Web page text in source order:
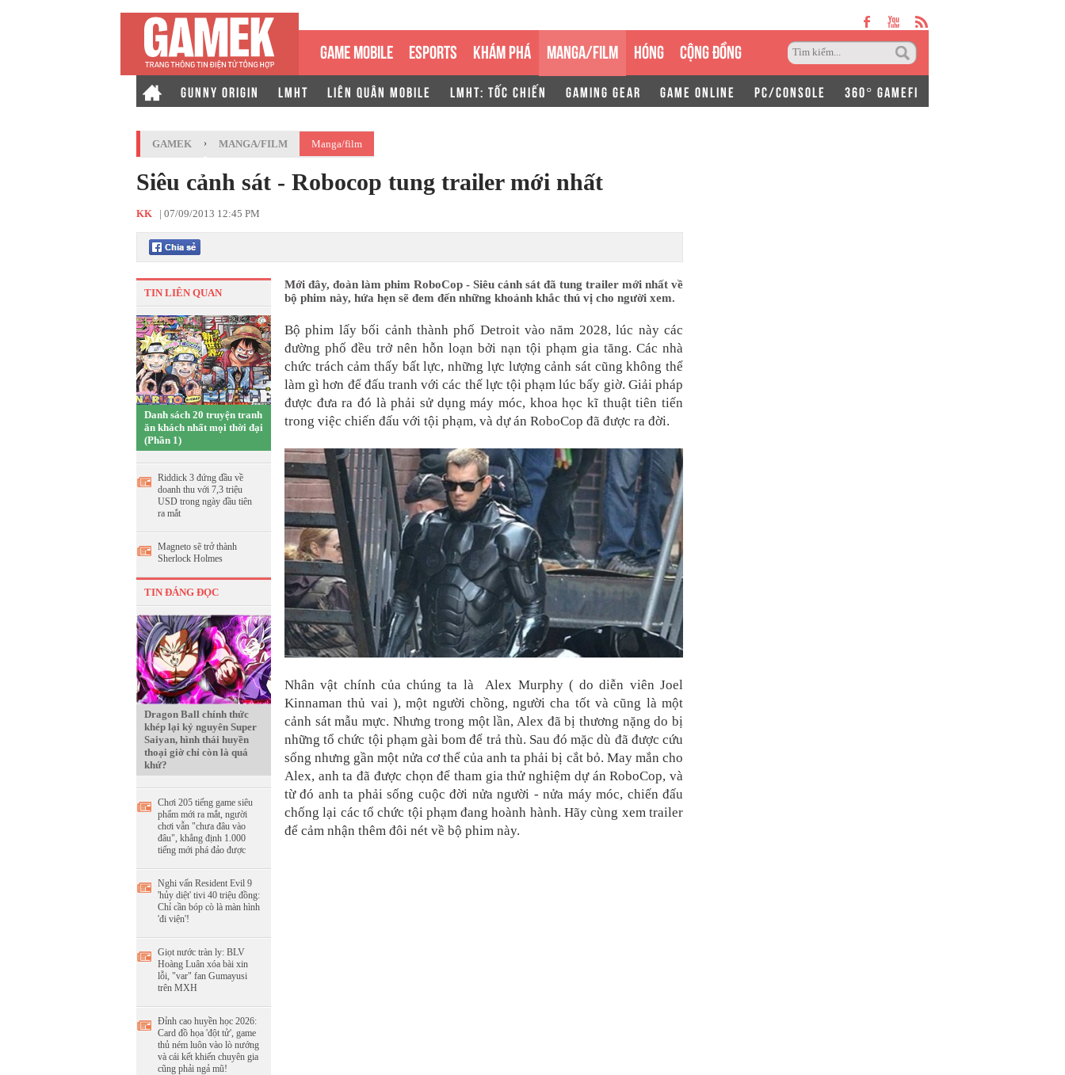
GAME MOBILE ESPORTS KHÁM PHÁ MANGA/FILM HÓNG CỘNG ĐỒNG
GUNNY ORIGIN LMHT LIÊN QUÂN MOBILE LMHT: TỐC CHIẾN GAMING GEAR GAME ONLINE PC/CONSOLE 360° GAMEFI
GAMEK › MANGA/FILM Manga/film
Siêu cảnh sát - Robocop tung trailer mới nhất
KK | 07/09/2013 12:45 PM
TIN LIÊN QUAN
Danh sách 20 truyện tranh
ăn khách nhất mọi thời đại
(Phần 1)
Riddick 3 đứng đầu về
doanh thu với 7,3 triệu
USD trong ngày đầu tiên
ra mắt
Magneto sẽ trở thành
Sherlock Holmes
TIN ĐÁNG ĐỌC
Dragon Ball chính thức
khép lại kỷ nguyên Super
Saiyan, hình thái huyền
thoại giờ chỉ còn là quá
khứ?
Chơi 205 tiếng game siêu
phẩm mới ra mắt, người
chơi vẫn "chưa đâu vào
đâu", khẳng định 1.000
tiếng mới phá đảo được
Nghi vấn Resident Evil 9
'hủy diệt' tivi 40 triệu đồng:
Chỉ cần bóp cò là màn hình
'đi viện'!
Giọt nước tràn ly: BLV
Hoàng Luân xóa bài xin
lỗi, "var" fan Gumayusi
trên MXH
Đỉnh cao huyền học 2026:
Card đồ họa 'đột tử', game
thủ ném luôn vào lò nướng
và cái kết khiến chuyên gia
cũng phải ngả mũ!
Mới đây, đoàn làm phim RoboCop - Siêu cảnh sát đã tung trailer mới nhất về
bộ phim này, hứa hẹn sẽ đem đến những khoảnh khắc thú vị cho người xem.
Bộ phim lấy bối cảnh thành phố Detroit vào năm 2028, lúc này các
đường phố đều trở nên hỗn loạn bởi nạn tội phạm gia tăng. Các nhà
chức trách cảm thấy bất lực, những lực lượng cảnh sát cũng không thể
làm gì hơn để đấu tranh với các thế lực tội phạm lúc bấy giờ. Giải pháp
được đưa ra đó là phải sử dụng máy móc, khoa học kĩ thuật tiên tiến
trong việc chiến đấu với tội phạm, và dự án RoboCop đã được ra đời.
Nhân vật chính của chúng ta là Alex Murphy ( do diễn viên Joel
Kinnaman thủ vai ), một người chồng, người cha tốt và cũng là một
cảnh sát mẫu mực. Nhưng trong một lần, Alex đã bị thương nặng do bị
những tổ chức tội phạm gài bom để trả thù. Sau đó mặc dù đã được cứu
sống nhưng gần một nửa cơ thể của anh ta phải bị cắt bỏ. May mắn cho
Alex, anh ta đã được chọn để tham gia thử nghiệm dự án RoboCop, và
từ đó anh ta phải sống cuộc đời nửa người - nửa máy móc, chiến đấu
chống lại các tổ chức tội phạm đang hoành hành. Hãy cùng xem trailer
để cảm nhận thêm đôi nét về bộ phim này.